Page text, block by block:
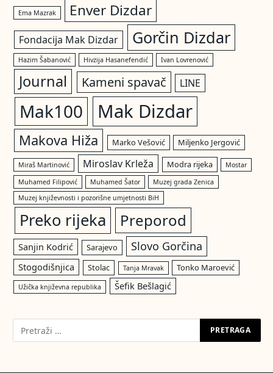
Ema Mazrak Enver Dizdar
Fondacija Mak Dizdar Gorčin Dizdar
Hazim Šabanović Hivzija Hasanefendić Ivan Lovrenović
Journal Kameni spavač LINE
Mak100 Mak Dizdar
Makova Hiža Marko Vešović Miljenko Jergović
Miraš Martinović Miroslav Krleža Modra rijeka
Mostar
Muhamed Filipović
Muhamed Šator
Muzej grada Zenica
Muzej književnosti i pozorišne umjetnosti BiH
Preko rijeka Preporod
Sanjin Kodrić Sarajevo Slovo Gorčina
Stogodišnjica Stolac Tanja Mravak Tonko Maroević
Užička književna republika Šefik Bešlagić